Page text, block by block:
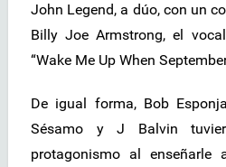
John Legend, a dúo, con un
Billy Joe Armstrong, el
“Wake Me Up When
De igual forma, Bob
Sésamo y J Balvin
protagonismo al